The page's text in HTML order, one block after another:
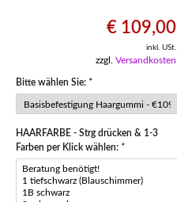
€ 109,00
inkl. USt.
zzgl. Versandkosten
Bitte wählen Sie: *
HAARFARBE - Strg drücken & 1-3
Farben per Klick wählen: *